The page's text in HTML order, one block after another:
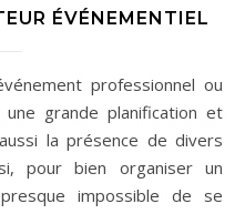
ÉVÉNEMENTIEL
grande planification et
la présence de divers
pour bien organiser un
impossible de se